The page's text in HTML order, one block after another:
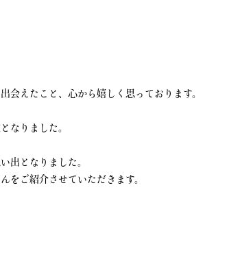
会えたこと、心から嬉しく思っております。
なりました。
出となりました。
をご紹介させていただきます。